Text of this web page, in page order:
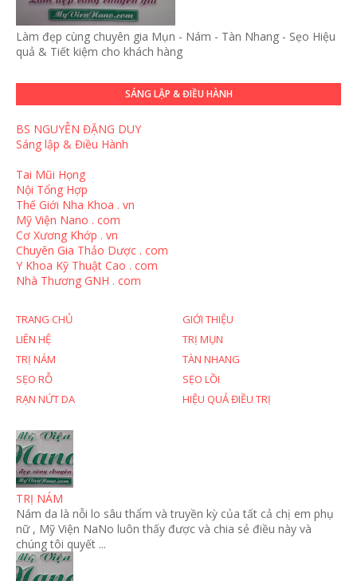
Làm đẹp cùng chuyên gia Mụn - Nám - Tàn Nhang - Sẹo Hiệu
quả & Tiết kiệm cho khách hàng
SÁNG LẬP & ĐIỀU HÀNH
BS NGUYỄN ĐẶNG DUY
Sáng lập & Điều Hành
Tai Mũi Họng
Nội Tổng Hợp
Thế Giới Nha Khoa . vn
Mỹ Viện Nano . com
Cơ Xương Khớp . vn
Chuyên Gia Thảo Dược . com
Y Khoa Kỹ Thuật Cao . com
Nhà Thương GNH . com
TRANG CHỦ
GIỚI THIỆU
LIÊN HỆ
TRỊ MỤN
TRỊ NÁM
TÀN NHANG
SẸO RỖ
SẸO LỒI
RẠN NỨT DA
HIỆU QUẢ ĐIỀU TRỊ
TRỊ NÁM
Nám da là nỗi lo sâu thẩm và truyền kỳ của tất cả chị em phụ
nữ , Mỹ Viện NaNo luôn thấy được và chia sẻ điều này và
chúng tôi quyết ...